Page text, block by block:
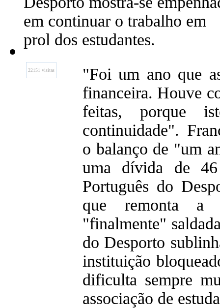
em continuar o trabalho em
prol dos estudantes.
22151 visitas
"Foi um ano que
financeira. Houve
feitas, porque
continuidade".
o balanço de "um
uma dívida de
Português do
que remonta a
"finalmente"
do Desporto
instituição
dificulta sempre
associação de